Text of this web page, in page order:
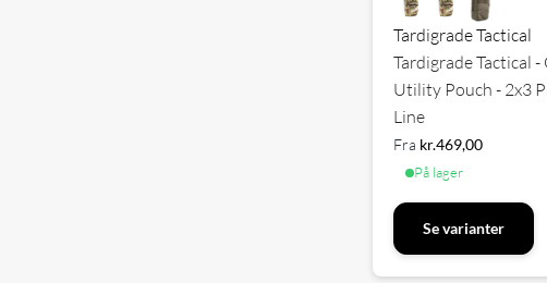
Tardigrade Tactical
Tardigrade Tactical -
Utility Pouch - 2x3
Line
Fra kr.469,00
På lager
Se varianter